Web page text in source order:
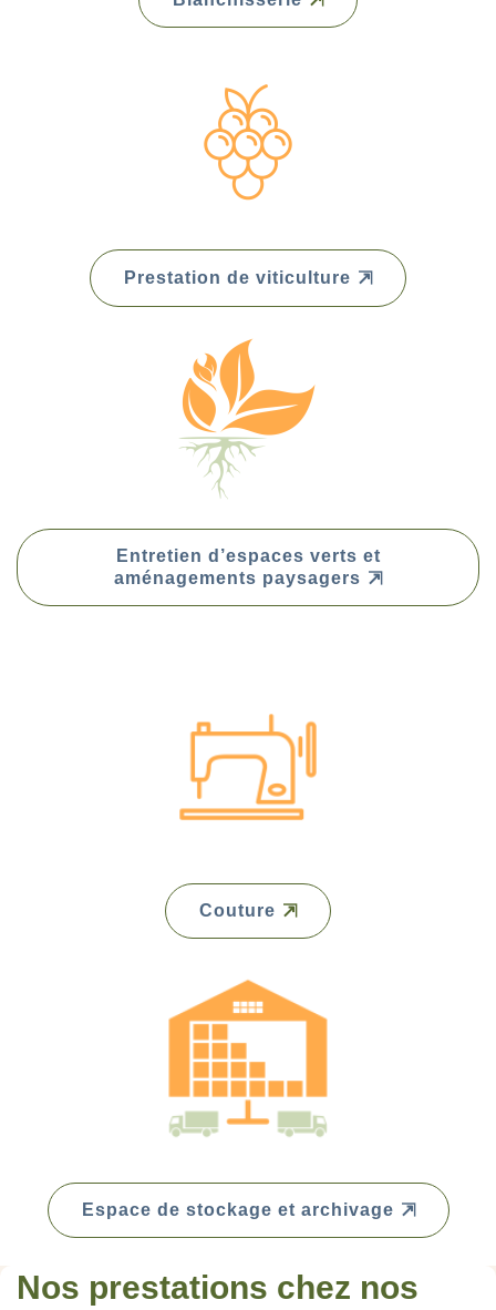
Prestation de viticulture
Entretien d’espaces verts et
aménagements paysagers
Couture
Espace de stockage et archivage
Nos prestations chez nos